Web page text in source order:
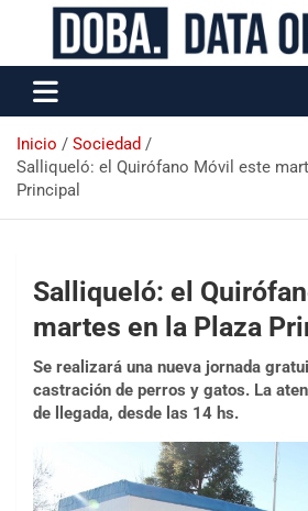
Data Oeste BA
Inicio
Sociedad
Salliqueló: el Quirófano Móvil este
Principal
Salliqueló: el
martes en la Plaza
Se realizará una nueva jornada
castración de perros y gatos. La
de llegada, desde las 14 hs.